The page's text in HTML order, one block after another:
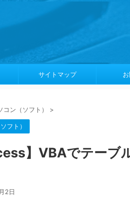
サイトマップ
コン（ソフト） >
フト）
】VBAでテーブ
2日